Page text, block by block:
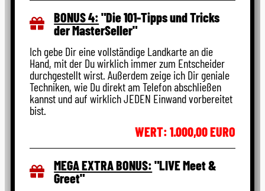
BONUS 4:"Die 101-Tipps und Tricks
der MasterSeller"
Ich gebe Dir eine vollständige Landkarte an die
Hand, mit der Du wirklich immer zum Entscheider
durchgestellt wirst. Außerdem zeige ich Dir geniale
Techniken, wie Du direkt am Telefon abschließen
kannst und auf wirklich JEDEN Einwand vorbereitet
bist.
WERT: 1.000,00 EURO
MEGA EXTRA BONUS:"LIVE Meet &
Greet"